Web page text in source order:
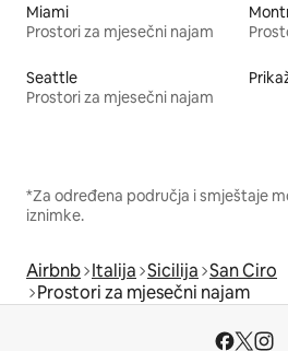
Miami
Prostori za mjesečni najam
Seattle
Prostori za mjesečni najam
*Za određena područja i smještaje
iznimke.
Airbnb Italija Sicilija San Ciro
Prostori za mjesečni najam